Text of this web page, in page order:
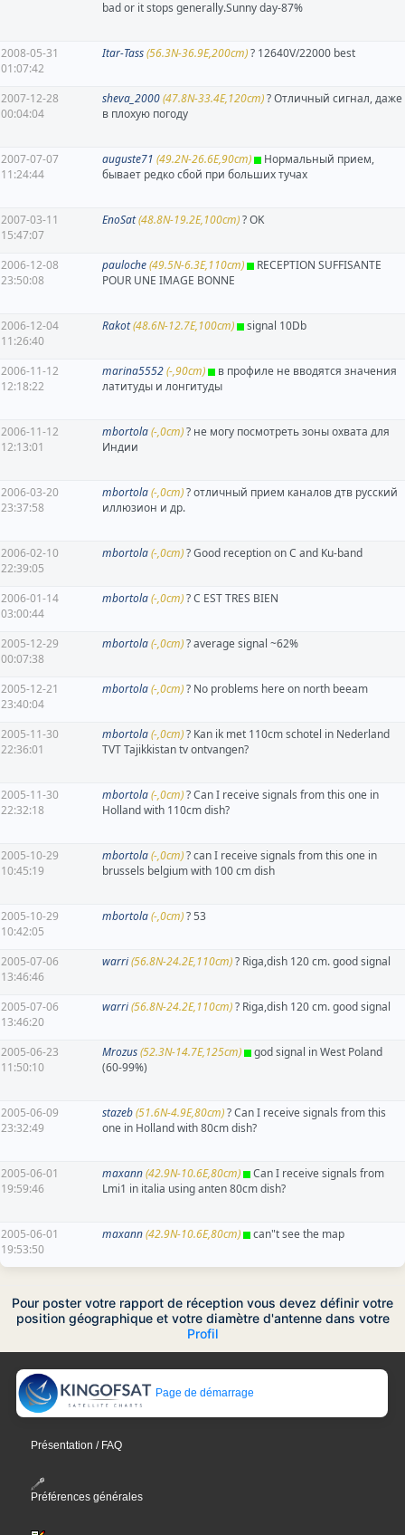
bad or it stops generally.Sunny day-87%
2008-05-31
01:07:42
Itar-Tass(56.3N-36.9E,200cm)? 12640V/22000 best
2007-12-28
00:04:04
sheva_2000(47.8N-33.4E,120cm)? Отличный сигнал, даже
в плохую погоду
2007-07-07
11:24:44
auguste71 (49.2N-26.6E,90cm)
Нормальный прием,
бывает редко сбой при больших тучах
2007-03-11
15:47:07
EnoSat(48.8N-19.2E,100cm)? OK
2006-12-08
23:50:08
pauloche(49.5N-6.3E,110cm)
RECEPTION SUFFISANTE
POUR UNE IMAGE BONNE
2006-12-04
11:26:40
Rakot(48.6N-12.7E,100cm) signal 10Db
2006-11-12
12:18:22
marina5552(-,90cm)
в профиле не вводятся значения
латитуды и лонгитуды
2006-11-12
12:13:01
mbortola(-,0cm)? не могу посмотреть зоны охвата для
Индии
2006-03-20
23:37:58
mbortola(-,0cm)? отличный прием каналов дтв русский
иллюзион и др.
2006-02-10
22:39:05
mbortola(-,0cm)? Good reception on C and Ku-band
2006-01-14
03:00:44
mbortola(-,0cm)? C EST TRES BIEN
2005-12-29
00:07:38
mbortola(-,0cm)? average signal ~62%
2005-12-21
23:40:04
mbortola(-,0cm)? No problems here on north beeam
2005-11-30
22:36:01
mbortola(-,0cm)? Kan ik met 110cm schotel in Nederland
TVT Tajikkistan tv ontvangen?
2005-11-30
22:32:18
mbortola(-,0cm)? Can I receive signals from this one in
Holland with 110cm dish?
2005-10-29
10:45:19
mbortola(-,0cm)? can I receive signals from this one in
brussels belgium with 100 cm dish
2005-10-29
10:42:05
mbortola(-,0cm)? 53
2005-07-06
13:46:46
warri(56.8N-24.2E,110cm)? Riga,dish 120 cm. good signal
2005-07-06
13:46:20
warri(56.8N-24.2E,110cm)? Riga,dish 120 cm. good signal
2005-06-23
11:50:10
Mrozus(52.3N-14.7E,125cm)
god signal in West Poland
(60-99%)
2005-06-09
23:32:49
stazeb(51.6N-4.9E,80cm)? Can I receive signals from this
one in Holland with 80cm dish?
2005-06-01
19:59:46
maxann(42.9N-10.6E,80cm)
Can I receive signals from
Lmi1 in italia using anten 80cm dish?
2005-06-01
19:53:50
maxann(42.9N-10.6E,80cm) can"t see the map
Pour poster votre rapport de réception vous devez définir votre
position géographique et votre diamètre d'antenne dans votre
Profil
Page de démarrage
Présentation / FAQ
Préférences générales